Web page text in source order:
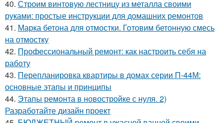
40. Строим винтовую лестницу из металла своими
руками: простые инструкции для домашних ремонтов
41. Марка бетона для отмостки. Готовим бетонную смесь
на отмостку
42. Профессиональный ремонт: как настроить себя на
работу
43. Перепланировка квартиры в домах серии П-44М:
основные этапы и принципы
44. Этапы ремонта в новостройке с нуля. 2)
Разработайте дизайн проект